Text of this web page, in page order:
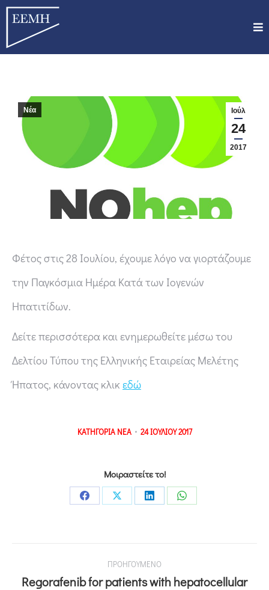
Ιούλ
24
2017
Νέα
Φέτος στις 28 Ιουλίου, έχουμε λόγο να γιορτάζουμε
την Παγκόσμια Ημέρα Κατά των Ιογενών
Ηπατιτίδων.
Δείτε περισσότερα και ενημερωθείτε μέσω του
Δελτίου Τύπου της Ελληνικής Εταιρείας Μελέτης
Ήπατος, κάνοντας κλικ εδώ
ΚΑΤΗΓΟΡΙΑ ΝΕΑ 24 ΙΟΥΛΙΟΥ 2017
Μοιραστείτε το!
ΠΡΟΗΓΟΥΜΕΝΟ
Regorafenib for patients with hepatocellular